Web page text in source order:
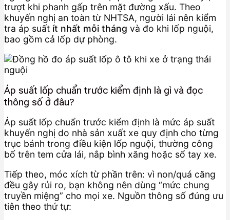
trượt khi phanh gấp trên mặt đường xấu. Theo
khuyến nghị an toàn từ NHTSA, người lái nên kiểm
tra áp suất ít nhất mỗi tháng và đo khi lốp nguội,
bao gồm cả lốp dự phòng.
Áp suất lốp chuẩn trước kiểm định là gì và đọc
thông số ở đâu?
Áp suất lốp chuẩn trước kiểm định là mức áp suất
khuyến nghị do nhà sản xuất xe quy định cho từng
trục bánh trong điều kiện lốp nguội, thường công
bố trên tem cửa lái, nắp bình xăng hoặc sổ tay xe.
Tiếp theo, móc xích từ phần trên: vì non/quá căng
đều gây rủi ro, bạn không nên dùng “mức chung
truyền miệng” cho mọi xe. Nguồn thông số đúng ưu
tiên theo thứ tự: